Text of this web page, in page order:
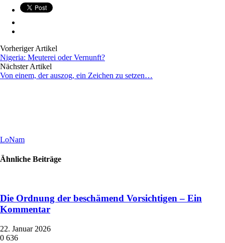
Vorheriger Artikel
Nigeria: Meuterei oder Vernunft?
Nächster Artikel
Von einem, der auszog, ein Zeichen zu setzen…
LoNam
Ähnliche Beiträge
Die Ordnung der beschämend Vorsichtigen – Ein
Kommentar
22. Januar 2026
0 636